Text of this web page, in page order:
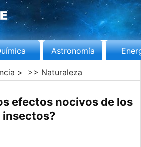
Astronomía
> >> Naturaleza
efectos nocivos de los
insectos?